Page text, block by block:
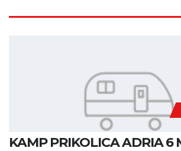
KAMP PRIKOLICA ADRIA 6